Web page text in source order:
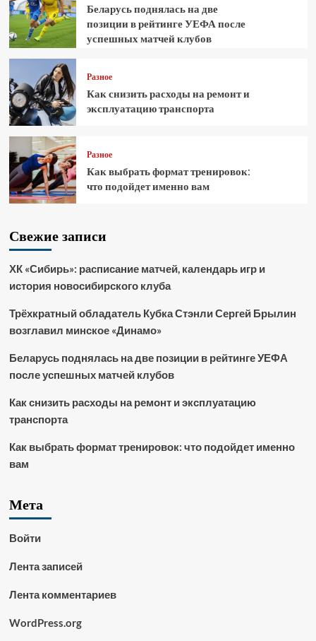
Беларусь поднялась на две
позиции в рейтинге УЕФА после
успешных матчей клубов
Разное
Как снизить расходы на ремонт и
эксплуатацию транспорта
Разное
Как выбрать формат тренировок:
что подойдет именно вам
Свежие записи
ХК «Сибирь»: расписание матчей, календарь игр и
история новосибирского клуба
Трёхкратный обладатель Кубка Стэнли Сергей Брылин
возглавил минское «Динамо»
Беларусь поднялась на две позиции в рейтинге УЕФА
после успешных матчей клубов
Как снизить расходы на ремонт и эксплуатацию
транспорта
Как выбрать формат тренировок: что подойдет именно
вам
Мета
Войти
Лента записей
Лента комментариев
WordPress.org